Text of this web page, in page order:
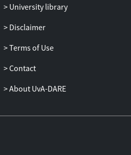
University library
Disclaimer
Terms of Use
Contact
About UvA-DARE